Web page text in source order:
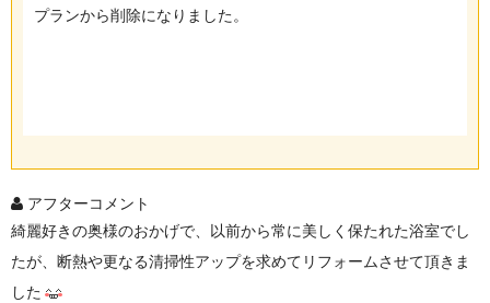
プランから削除になりました。
アフターコメント
綺麗好きの奥様のおかげで、以前から常に美しく保たれた浴室でし
たが、断熱や更なる清掃性アップを求めてリフォームさせて頂きま
した